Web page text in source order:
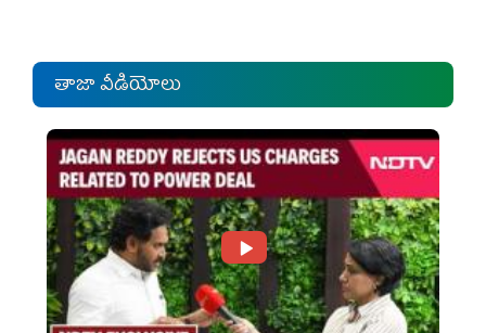
తాజా వీడియోలు